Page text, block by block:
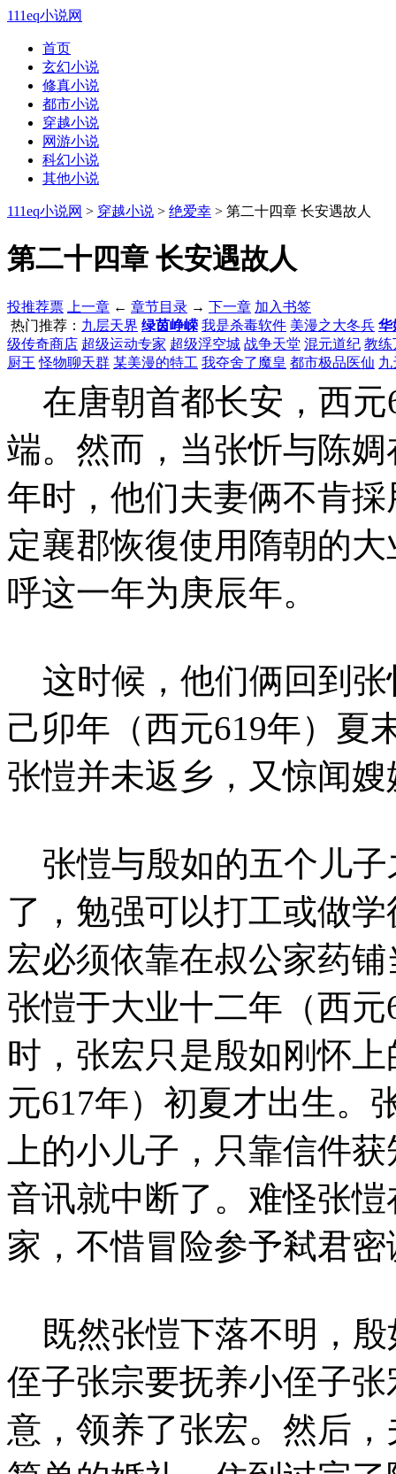
111eq小说网
首页
玄幻小说
修真小说
都市小说
穿越小说
网游小说
科幻小说
其他小说
111eq小说网 > 穿越小说 > 绝爱幸 > 第二十四章 长安遇故人
第二十四章 长安遇故人
投推荐票 上一章 ← 章节目录 → 下一章 加入书签
热门推荐： 九层天界 绿茵峥嵘 我是杀毒软件 美漫之大冬兵 华
级传奇商店 超级运动专家 超级浮空城 战争天堂 混元道纪 教练
厨王 怪物聊天群 某美漫的特工 我夺舍了魔皇 都市极品医仙 九
在唐朝首都长安，西元
端。然而，当张忻与陈
年时，他们夫妻俩不肯
定襄郡恢復使用隋朝的
呼这一年为庚辰年。
这时候，他们俩回到张
己卯年（西元619年）夏
张愷并未返乡，又惊闻
张愷与殷如的五个儿子
了，勉强可以打工或做
宏必须依靠在叔公家药
张愷于大业十二年（西
时，张宏只是殷如刚怀
元617年）初夏才出生。
上的小儿子，只靠信件
音讯就中断了。难怪张
家，不惜冒险参予弒君密
既然张愷下落不明，殷
侄子张宗要抚养小侄子
意，领养了张宏。然后